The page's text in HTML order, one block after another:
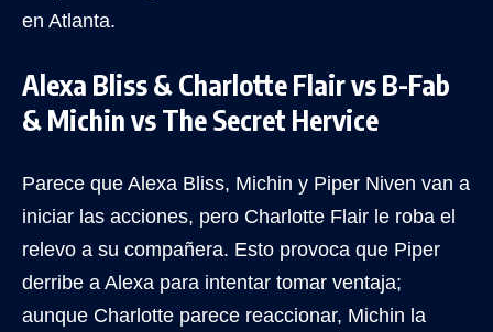
en Atlanta.
Alexa Bliss & Charlotte Flair vs B-Fab
& Michin vs The Secret Hervice
Parece que Alexa Bliss, Michin y Piper Niven van a
iniciar las acciones, pero Charlotte Flair le roba el
relevo a su compañera. Esto provoca que Piper
derribe a Alexa para intentar tomar ventaja;
aunque Charlotte parece reaccionar, Michin la